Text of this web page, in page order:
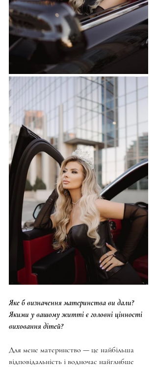
Яке б визначення материнства ви дали?
Якими у вашому житті є головні цінності
виховання дітей?
Для мене материнство — це найбільша
відповідальність і водночас найглибше